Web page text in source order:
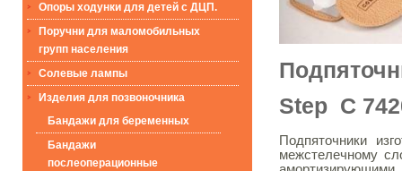
Опоры ходунки для детей с ДЦП.
Поручни для маломобильных
групп населения
Солевые лампы
Изделия для позвоночника
Бандажи для беременных
Бандажи
послеоперационные
Step C
Подпяточники
межстелечному